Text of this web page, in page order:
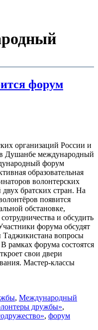
форум
организаций России и
Душанбе международный
форум
образовательная
волонтерских
братских стран. На
появится
обстановке,
и обсудить
форума обсудят
Таджикистана вопросы
рамках форума состоятся
свои двери
Мастер-классы
, Международный
дружбы»,
, форум